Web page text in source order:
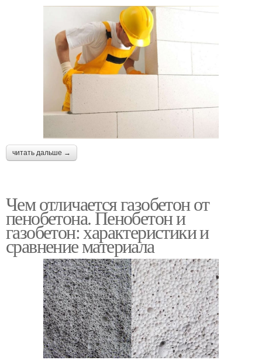
читать дальше →
Чем отличается газобетон от
пенобетона. Пенобетон и
газобетон: характеристики и
сравнение материала